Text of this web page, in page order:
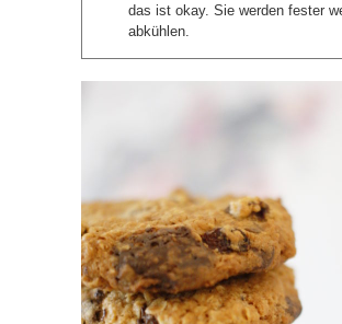
das ist okay. Sie werden fester
abkühlen.